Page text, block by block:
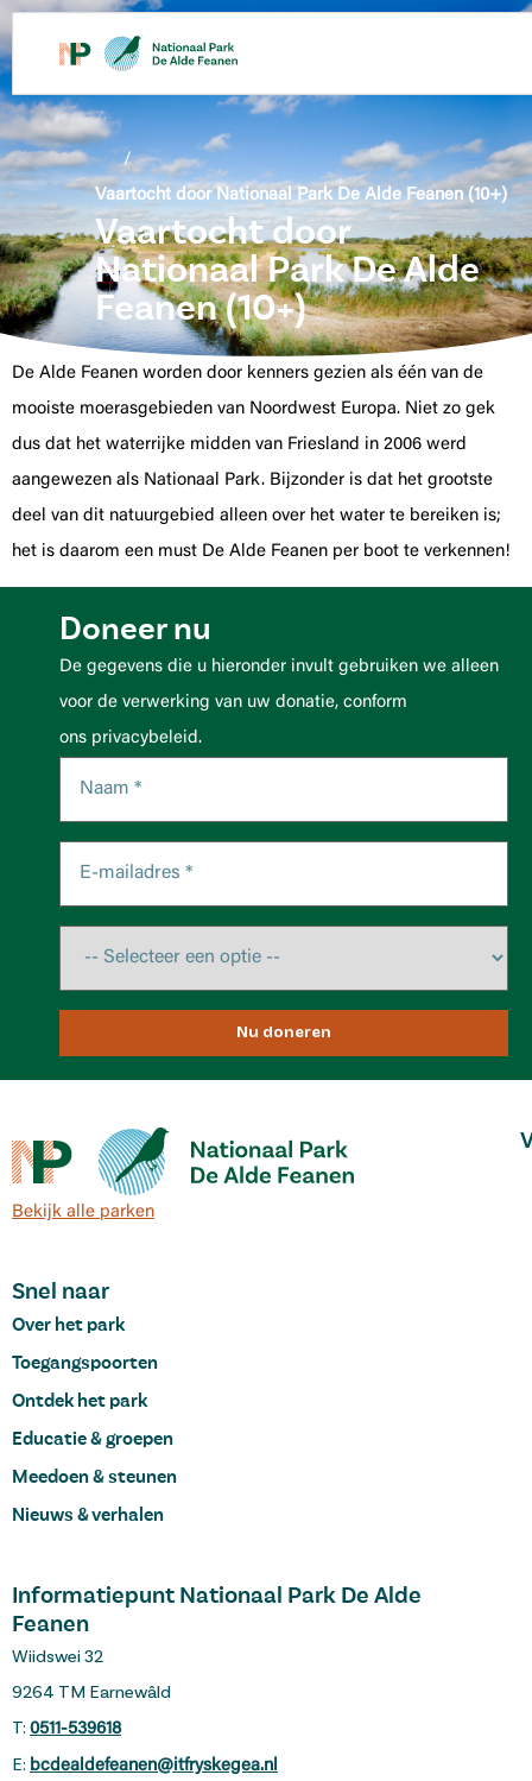
de
inhoud
/
Vaartocht door Nationaal Park De Alde Feanen (10+)
Vaartocht door
Nationaal Park De Alde
Feanen (10+)
De Alde Feanen worden door kenners gezien als één van de
mooiste moerasgebieden van Noordwest Europa. Niet zo gek
dus dat het waterrijke midden van Friesland in 2006 werd
aangewezen als Nationaal Park. Bijzonder is dat het grootste
deel van dit natuurgebied alleen over het water te bereiken is;
het is daarom een must De Alde Feanen per boot te verkennen!
Doneer nu
De gegevens die u hieronder invult gebruiken we alleen
voor de verwerking van uw donatie, conform
ons privacybeleid.
Nu doneren
Bekijk alle parken
Snel naar
Over het park
Toegangspoorten
Ontdek het park
Educatie & groepen
Meedoen & steunen
Nieuws & verhalen
Informatiepunt Nationaal Park De Alde
Feanen
Wiidswei 32
9264 TM Earnewâld
T: 0511-539618
E: bcdealdefeanen@itfryskegea.nl